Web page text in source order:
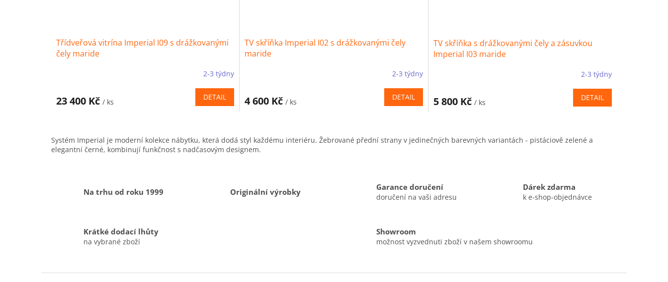
Třídveřová vitrína Imperial I09 s drážkovanými
čely maride
2-3 týdny
23 400 Kč / ks
DETAIL
TV skříňka Imperial I02 s drážkovanými čely
maride
2-3 týdny
4 600 Kč/ ks
DETAIL
TV skříňka s drážkovanými čely a zásuvkou
Imperial I03 maride
2-3 týdny
5 800 Kč / ks
DETAIL
l
i
Systém Imperial je moderní kolekce nábytku, která dodá styl každému interiéru. Žebrované přední strany v jedinečných barevných variantách - pistáciově zelené a
elegantní černé, kombinují funkčnost s nadčasovým designem.
Na trhu od roku 1999 Originální výrobky Garance doručení
doručení na vaši adresu
Dárek zdarma
k e-shop-objednávce
Krátké dodací lhůty
na vybrané zboží
Showroom
možnost vyzvednuti zboží v našem showroomu